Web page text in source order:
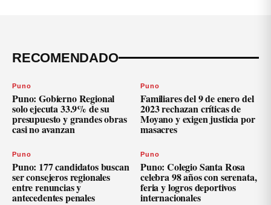
RECOMENDADO
Puno
Puno: Gobierno Regional
solo ejecuta 33.9% de su
presupuesto y grandes obras
casi no avanzan
Puno
Familiares del 9 de enero del
2023 rechazan críticas de
Moyano y exigen justicia por
masacres
Puno
Puno: 177 candidatos buscan
ser consejeros regionales
entre renuncias y
antecedentes penales
Puno
Puno: Colegio Santa Rosa
celebra 98 años con serenata,
feria y logros deportivos
internacionales